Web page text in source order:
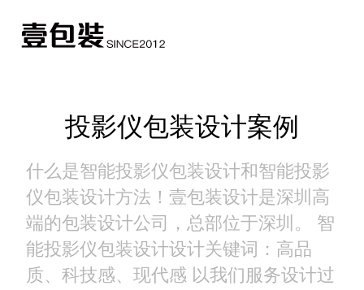
投影仪包装设计案例
什么是智能投影仪包装设计和智能投影
仪包装设计方法！壹包装设计是深圳高
端的包装设计公司，总部位于深圳。 智
能投影仪包装设计设计关键词：高品
质、科技感、现代感 以我们服务设计过